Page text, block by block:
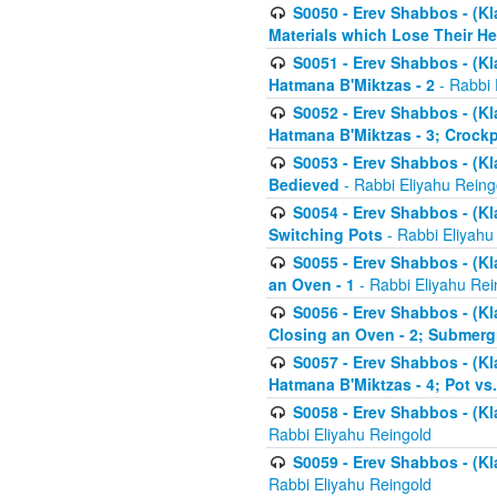
S0050 - Erev Shabbos -
Materials which Lose Their
S0051 - Erev Shabbos -
Hatmana B'Miktzas - 2 - Rabbi
S0052 - Erev Shabbos -
Hatmana B'Miktzas - 3;
S0053 - Erev Shabbos -
Bedieved - Rabbi Eliyahu
S0054 - Erev Shabbos -
Switching Pots - Rabbi
S0055 - Erev Shabbos -
an Oven - 1 - Rabbi Eliyahu
S0056 - Erev Shabbos -
Closing an Oven - 2;
S0057 - Erev Shabbos -
Hatmana B'Miktzas - 4; Pot
S0058 - Erev Shabbos -
Rabbi Eliyahu Reingold
S0059 - Erev Shabbos -
Rabbi Eliyahu Reingold